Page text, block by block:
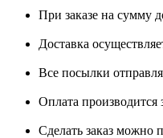
При заказе на сумму
Доставка
Все посылки
Оплата производится
Сделать заказ можно